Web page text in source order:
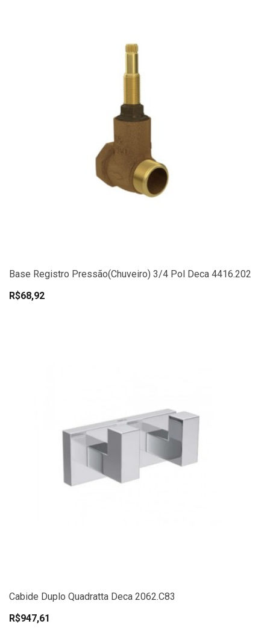
Base Registro Pressão(Chuveiro) 3/4 Pol Deca 4416.202
R$68,92
Cabide Duplo Quadratta Deca 2062.C83
R$947,61